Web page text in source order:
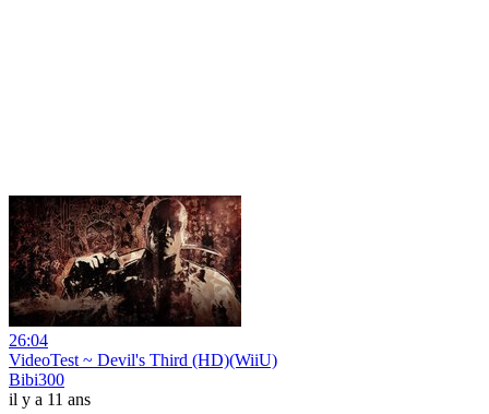
26:04
VideoTest ~ Devil's Third (HD)(WiiU)
Bibi300
il y a 11 ans